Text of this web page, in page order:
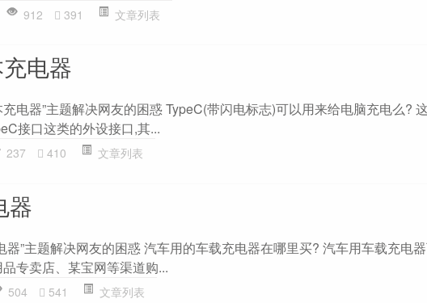
912 391 文章列表
电器
电器”主题解决网友的困惑 TypeC(带闪电标志)可以用来给电脑充电么?
接口这类的外设接口,其...
237 410 文章列表
器
器”主题解决网友的困惑 汽车用的车载充电器在哪里买? 汽车用车载充电
专卖店、某宝网等渠道购...
504 541 文章列表